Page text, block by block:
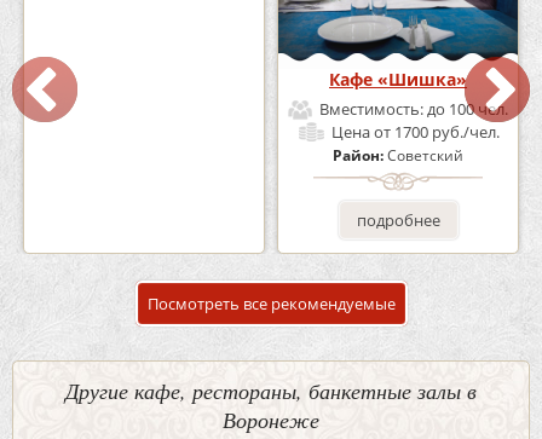
Кафе-Бар Бермуды
Вместимость:
Кафе «Шишка»
Вместимость:до 100 чел.
Ценаот 1700 руб./чел.
Район:Советский
подробнее
Посмотреть все рекомендуемые
Другие кафе, рестораны, банкетные залы в
Воронеже